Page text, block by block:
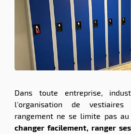
Dans toute entreprise,
l'organisation de
rangement ne se limite pas au
changer facilement, ranger